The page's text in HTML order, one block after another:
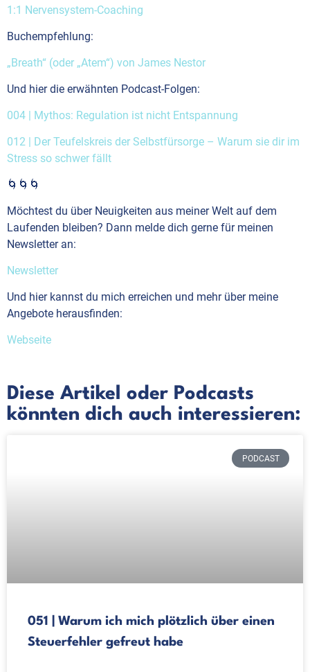
1:1 Nervensystem-Coaching
Buchempfehlung:
„Breath“ (oder „Atem“) von James Nestor
Und hier die erwähnten Podcast-Folgen:
004 | Mythos: Regulation ist nicht Entspannung
012 | Der Teufelskreis der Selbstfürsorge – Warum sie dir im
Stress so schwer fällt
🌀🌀🌀
Möchtest du über Neuigkeiten aus meiner Welt auf dem
Laufenden bleiben? Dann melde dich gerne für meinen
Newsletter an:
Newsletter
Und hier kannst du mich erreichen und mehr über meine
Angebote herausfinden:
Webseite
Diese Artikel oder Podcasts
könnten dich auch interessieren:
PODCAST
051 | Warum ich mich plötzlich über einen
Steuerfehler gefreut habe